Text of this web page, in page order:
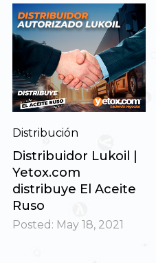
Distribución
Distribuidor Lukoil |
Yetox.com
distribuye El Aceite
Ruso
Posted: May 18, 2021